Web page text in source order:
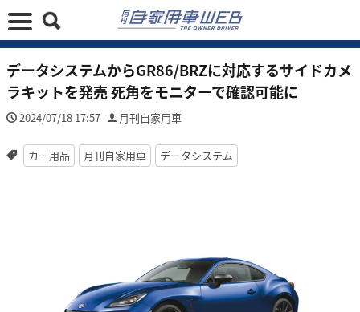
データシステムからGR86/BRZに対応するサイドカメ
ラキットを発売 死角をモニターで確認可能に
2024/07/18 17:57 月刊自家用車
カー用品 月刊自家用車 データシステム